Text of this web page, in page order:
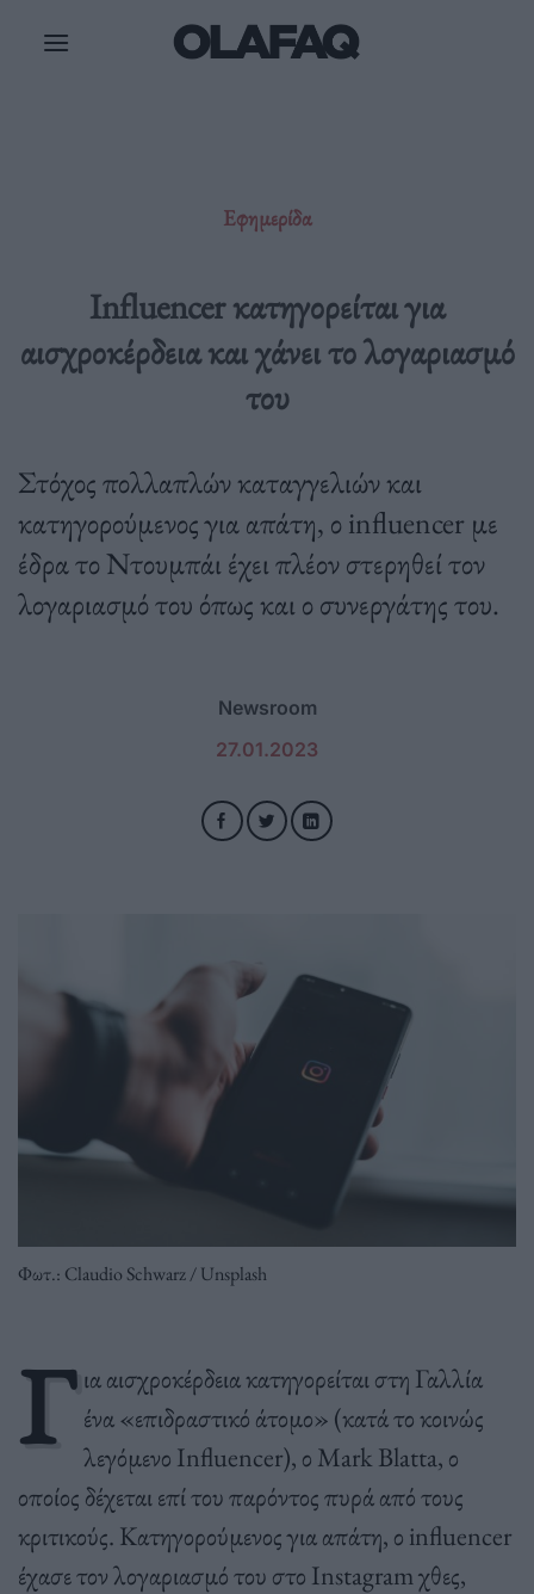
Εφημερίδα
Influencer κατηγορείται για
αισχροκέρδεια και χάνει το λογαριασμό
του
Στόχος πολλαπλών καταγγελιών και
κατηγορούμενος για απάτη, ο influencer με
έδρα το Ντουμπάι έχει πλέον στερηθεί τον
λογαριασμό του όπως και ο συνεργάτης του.
Newsroom
27.01.2023
Φωτ.: Claudio Schwarz / Unsplash
Γ ια αισχροκέρδεια κατηγορείται στη Γαλλία
ένα «επιδραστικό άτομο» (κατά το κοινώς
λεγόμενο Influencer), ο Mark Blatta, ο
οποίος δέχεται επί του παρόντος πυρά από τους
κριτικούς. Κατηγορούμενος για απάτη, ο influencer
έχασε τον λογαριασμό του στο Instagram χθες,